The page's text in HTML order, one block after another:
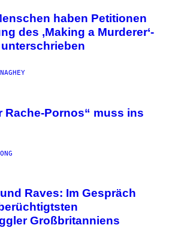
haben Petitionen
des ‚Making a Murderer‘-
Rache-Pornos“ muss ins
Raves: Im Gespräch
Großbritanniens